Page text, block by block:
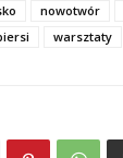
nowotwór
warsztaty